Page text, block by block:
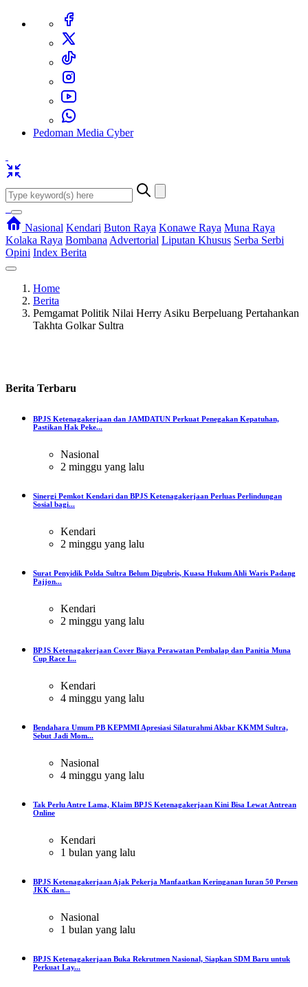
Pedoman Media Cyber
Nasional Kendari Buton Raya Konawe Raya Muna Raya
Kolaka Raya Bombana Advertorial Liputan Khusus Serba Serbi
Opini Index Berita
Home
Berita
Pemgamat Politik Nilai Herry Asiku Berpeluang Pertahankan
Takhta Golkar Sultra
Berita Terbaru
BPJS Ketenagakerjaan dan JAMDATUN Perkuat Penegakan Kepatuhan,
Pastikan Hak Peke...
Nasional
2 minggu yang lalu
Sinergi Pemkot Kendari dan BPJS Ketenagakerjaan Perluas Perlindungan
Sosial bagi...
Kendari
2 minggu yang lalu
Surat Penyidik Polda Sultra Belum Digubris, Kuasa Hukum Ahli Waris Padang
Pajjon...
Kendari
2 minggu yang lalu
BPJS Ketenagakerjaan Cover Biaya Perawatan Pembalap dan Panitia Muna
Cup Race I...
Kendari
4 minggu yang lalu
Bendahara Umum PB KEPMMI Apresiasi Silaturahmi Akbar KKMM Sultra,
Sebut Jadi Mom...
Nasional
4 minggu yang lalu
Tak Perlu Antre Lama, Klaim BPJS Ketenagakerjaan Kini Bisa Lewat Antrean
Online
Kendari
1 bulan yang lalu
BPJS Ketenagakerjaan Ajak Pekerja Manfaatkan Keringanan Iuran 50 Persen
JKK dan...
Nasional
1 bulan yang lalu
BPJS Ketenagakerjaan Buka Rekrutmen Nasional, Siapkan SDM Baru untuk
Perkuat Lay...